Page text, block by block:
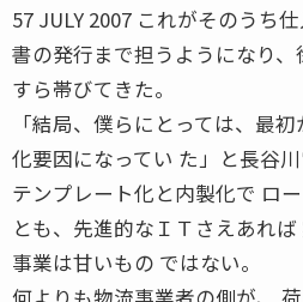
57 JULY 2007 これがそのうち
書の発行まで担うようになり
すら帯びてきた。
「結局、僕らにとっては、最
化要因になってい た」と長谷川
テンプレート化と内製化で ロ
とも、先進的なＩＴさえあれ
事業は甘いもの ではない。